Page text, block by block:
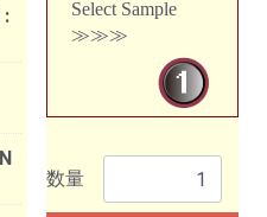
:
Select Sample
≫≫≫
数量